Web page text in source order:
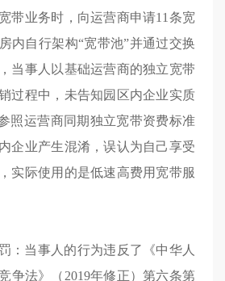
带业务时，向运营商申请11条宽
内自行架构“宽带池”并通过交换
当事人以基础运营商的独立宽带
过程中，未告知园区内企业实质
照运营商同期独立宽带资费标准
企业产生混淆，误认为自己享受
实际使用的是低速高费用宽带服
：当事人的行为违反了《中华人
争法》（2019年修正）第六条第